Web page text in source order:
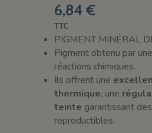
6,84 €
TTC
PIGMENT MINÉRAL
Pigment obtenu par
réactions chimiques.
Ils offrent une
thermique, une
teinte garantissant
reproductibles.